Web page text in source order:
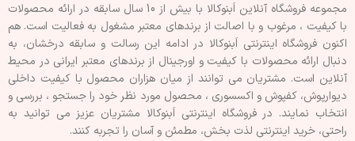
مجموعه فروشگاه آنلاین اَبنوکالا با بیش از 10 سال سابقه در ارائه محصولات
با کيفيت ، مرغوب و با اصالت از برندهای معتبر مشغول به فعاليت است. هم
اکنون فروشگاه اینترنتی اَبنوکالا در ادامه اين رسالت و سابقه درخشان، به
دنبال ارائه محصولات با کيفيت و اورجينال از برندهای معتبر ايرانی در محيط
آنلاين است. مشتريان می توانند از ميان هزاران محصول با کيفيت داخلی
دیوارپوش، کفپوش و اکسسوری ، محصول مورد نظر خود را جستجو ، بررسی و
انتخاب نمايند. در فروشگاه اینترنتی اَبنوکالا مشتريان عزیز می توانيد به
راحتی، خرید اینترنتی لذت بخش، مطمئن و آسان را تجربه کنند.